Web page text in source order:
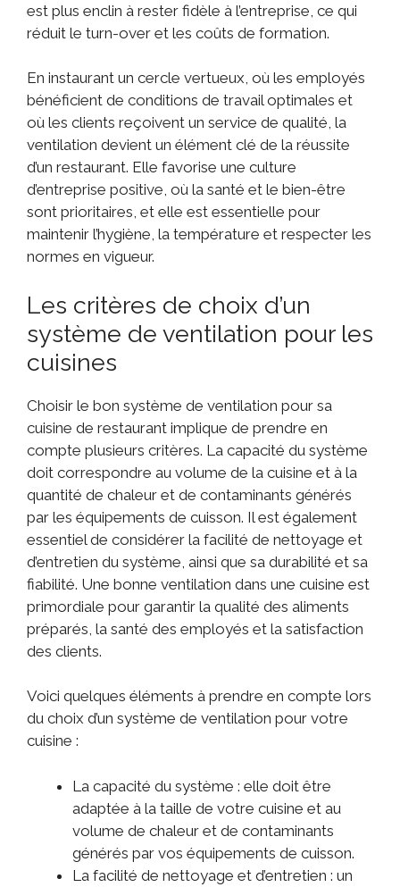
est plus enclin à rester fidèle à l’entreprise, ce qui
réduit le turn-over et les coûts de formation.
En instaurant un cercle vertueux, où les employés
bénéficient de conditions de travail optimales et
où les clients reçoivent un service de qualité, la
ventilation devient un élément clé de la réussite
d’un restaurant. Elle favorise une culture
d’entreprise positive, où la santé et le bien-être
sont prioritaires, et elle est essentielle pour
maintenir l’hygiène, la température et respecter les
normes en vigueur.
Les critères de choix d’un
système de ventilation pour les
cuisines
Choisir le bon système de ventilation pour sa
cuisine de restaurant implique de prendre en
compte plusieurs critères. La capacité du système
doit correspondre au volume de la cuisine et à la
quantité de chaleur et de contaminants générés
par les équipements de cuisson. Il est également
essentiel de considérer la facilité de nettoyage et
d’entretien du système, ainsi que sa durabilité et sa
fiabilité. Une bonne ventilation dans une cuisine est
primordiale pour garantir la qualité des aliments
préparés, la santé des employés et la satisfaction
des clients.
Voici quelques éléments à prendre en compte lors
du choix d’un système de ventilation pour votre
cuisine :
La capacité du système : elle doit être
adaptée à la taille de votre cuisine et au
volume de chaleur et de contaminants
générés par vos équipements de cuisson.
La facilité de nettoyage et d’entretien : un